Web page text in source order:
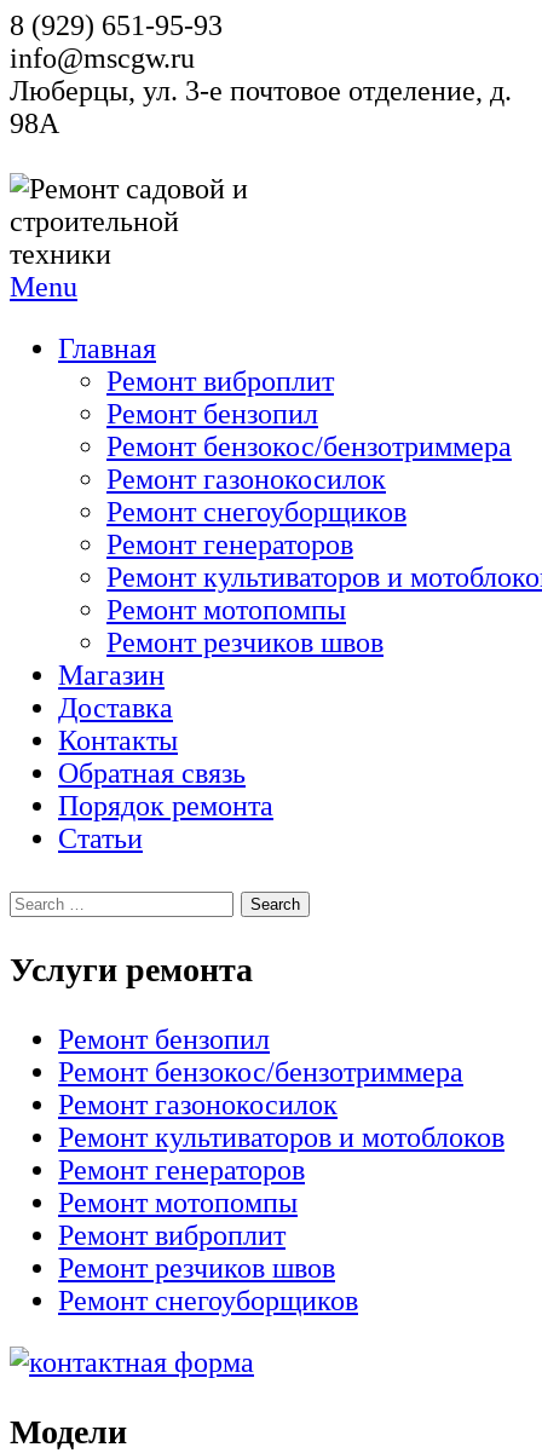
8 (929) 651-95-93
info@mscgw.ru
Люберцы, ул. 3-е почтовое отделение, д.
98А
Menu
Главная
Ремонт виброплит
Ремонт бензопил
Ремонт бензокос/бензотриммера
Ремонт газонокосилок
Ремонт снегоуборщиков
Ремонт генераторов
Ремонт культиваторов и
Ремонт мотопомпы
Ремонт резчиков швов
Магазин
Доставка
Контакты
Обратная связь
Порядок ремонта
Статьи
Услуги ремонта
Ремонт бензопил
Ремонт бензокос/бензотриммера
Ремонт газонокосилок
Ремонт культиваторов и мотоблоков
Ремонт генераторов
Ремонт мотопомпы
Ремонт виброплит
Ремонт резчиков швов
Ремонт снегоуборщиков
Модели